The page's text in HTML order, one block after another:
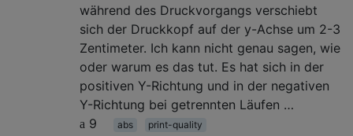
während des Druckvorgangs verschiebt
sich der Druckkopf auf der y-Achse um 2-3
Zentimeter. Ich kann nicht genau sagen, wie
oder warum es das tut. Es hat sich in der
positiven Y-Richtung und in der negativen
Y-Richtung bei getrennten Läufen …
9
abs print-quality